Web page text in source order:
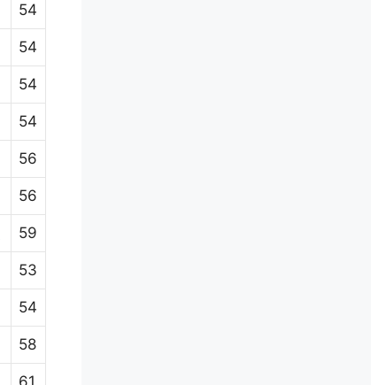
54
54
54
54
56
56
59
53
54
58
61